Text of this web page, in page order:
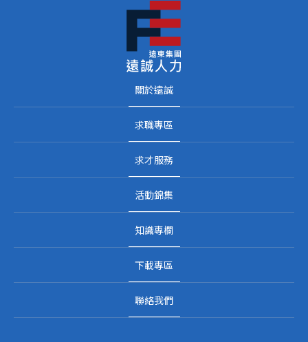
關於遠誠
求職專區
求才服務
活動錦集
知識專欄
下載專區
聯絡我們